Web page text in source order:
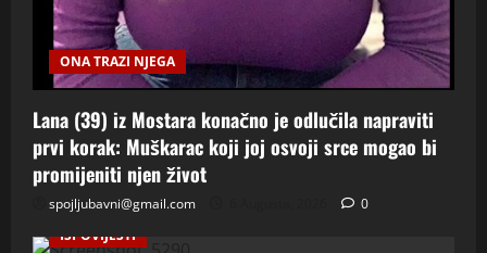
ONA TRAZI NJEGA
Lana (39) iz Mostara konačno je odlučila napraviti
prvi korak: Muškarac koji joj osvoji srce mogao bi
promijeniti njen život
spojljubavni@gmail.com
0
ISPOVIJESTI